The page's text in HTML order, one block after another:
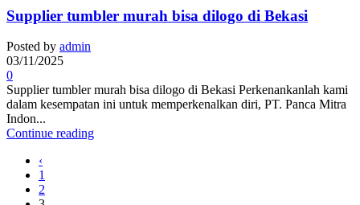
Supplier tumbler murah bisa dilogo di Bekasi
Posted by admin
03/11/2025
0
Supplier tumbler murah bisa dilogo di Bekasi Perkenankanlah kami
dalam kesempatan ini untuk memperkenalkan diri, PT. Panca Mitra
Indon...
Continue reading
‹
1
2